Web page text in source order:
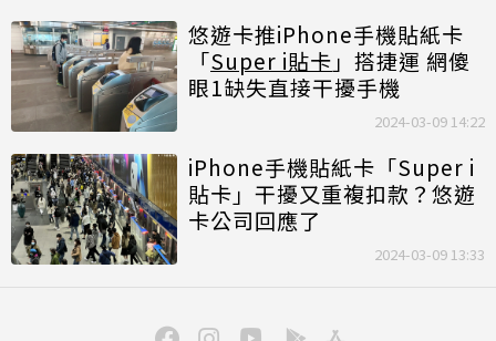
悠遊卡推iPhone手機貼紙卡
「Super i貼卡 」搭捷運 網傻
眼1缺失直接干擾手機
2024-03-09 14:22
iPhone手機貼紙卡「Super i
貼卡」干擾又重複扣款？悠遊
卡公司回應了
2024-03-09 13:33